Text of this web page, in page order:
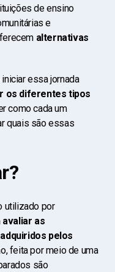
de ensino
e
alternativas
essa jornada
os diferentes tipos
como cada um
quais são essas
utilizado por
avaliar as
pelos
feita por meio de uma
são